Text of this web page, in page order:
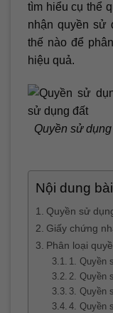
tìm hiểu cụ thể
nhận quyền sử
thế nào để
hiệu quả.
Quyền sử
Nội dung
Quyền sử
Giấy chứng
Phân loại
1. Quyền
2. Quyền
3. Quyền
4. Quyền